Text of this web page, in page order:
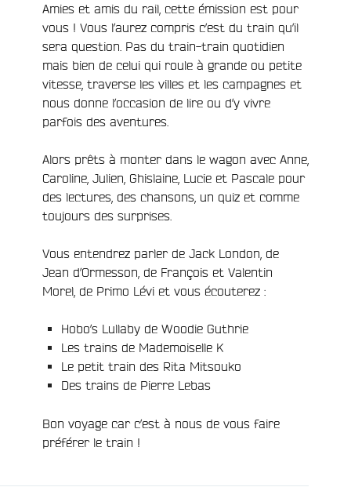
Amies et amis du rail, cette émission est pour
vous ! Vous l’aurez compris c’est du train qu’il
sera question. Pas du train-train quotidien
mais bien de celui qui roule à grande ou petite
vitesse, traverse les villes et les campagnes et
nous donne l’occasion de lire ou d’y vivre
parfois des aventures.
Alors prêts à monter dans le wagon avec Anne,
Caroline, Julien, Ghislaine, Lucie et Pascale pour
des lectures, des chansons, un quiz et comme
toujours des surprises.
Vous entendrez parler de Jack London, de
Jean d’Ormesson, de François et Valentin
Morel, de Primo Lévi et vous écouterez :
Hobo’s Lullaby de Woodie Guthrie
Les trains de Mademoiselle K
Le petit train des Rita Mitsouko
Des trains de Pierre Lebas
Bon voyage car c’est à nous de vous faire
préférer le train !